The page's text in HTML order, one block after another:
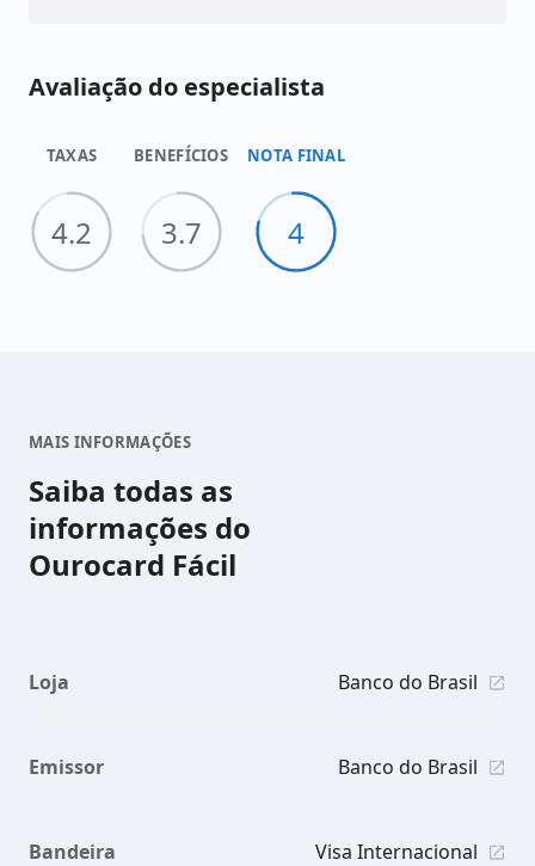
Avaliação do especialista
TAXAS
4.2
BENEFÍCIOS
3.7
NOTA FINAL
4
MAIS INFORMAÇÕES
Saiba todas as
informações do
Ourocard Fácil
Loja Banco do Brasil
Emissor Banco do Brasil
Bandeira Visa Internacional